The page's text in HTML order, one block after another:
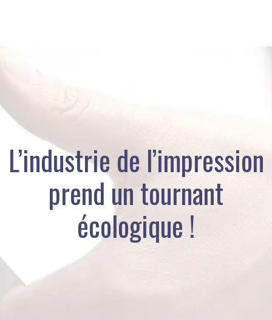
L’industrie de l’impression
prend un tournant
écologique !